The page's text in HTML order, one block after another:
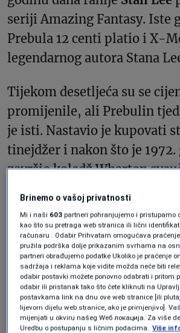
seriji Amazing Fantasy. Iste
Prebula 12 centi platio i X-
legendarnog autora Stana
Tijekom desetljeća su se
promijenile, ali Prebulin
je isti. Nastavio je kupovati
tinejdžer i nakon što je 1972.
završio koledž Wharton
Angeles da bi studirao film i
redatelj, producent i
dok je 40 godina podučavao
tamošnjem koledžu Long
se Gary i njegova djevojka
tinejdžeri vjenčali 1969.
dobro znala koliko on voli
Brinemo o vašoj privatnosti
Mi i naši 603 partneri pohranjujemo i pristupamo
kao što su pretraga web stranica ili lični
računaru . Odabir Prihvatam omogućava
pružila podrška dolje prikazanim svrhama na
partneri obrađujemo podatke Ukoliko je praćenje
sadržaja i reklama koje vidite možda neće biti
odabir postavki možete ponovno odabrati i pritom
odabir ili pristanak tako što ćete kliknuti na
postavkama link na dnu ove web stranice [ili
lijevom dijelu web stranice, ako je primjenjivo].
mijenjati u okviru našeg Wеб локација. Za više
Uredbu o postupanju s ličnim podacima. Više